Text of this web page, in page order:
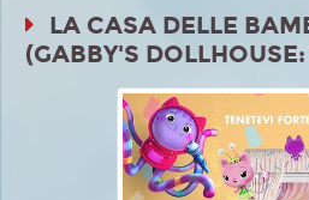
LA CASA DELLE
(GABBY'S